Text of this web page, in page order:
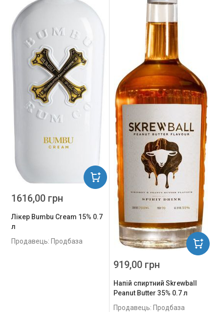
Лікер Bumbu Cream 15% 0.7
л
Продавець: Продбаза
1616,00 грн
Напій спиртний Skrewball
Peanut Butter 35% 0.7 л
Продавець: Продбаза
919,00 грн